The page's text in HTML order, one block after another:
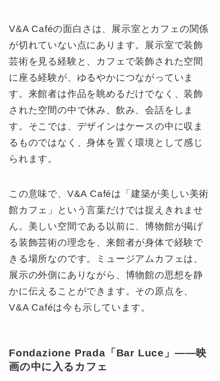
V&A Caféの面白さは、展示室とカフェの関係
が切れていない点にあります。展示室で装飾
芸術を見る経験と、カフェで装飾された空間
に座る経験が、ゆるやかにつながっていま
す。来館者は作品を眺めるだけでなく、装飾
された空間の中で休み、飲み、会話をしま
す。そこでは、デザインはケースの中に収ま
るものではなく、身体を置く環境として感じ
られます。
この意味で、V&A Caféは「建築が美しい美術
館カフェ」という言葉だけでは捉えきれませ
ん。美しい空間である以前に、博物館が掲げ
る装飾芸術の理念を、来館者が身体で経験で
きる場所なのです。ミュージアムカフェは、
展示の外側にありながら、博物館の思想を静
かに伝えることができます。その原点を、
V&A Caféは今も示しています。
Fondazione Prada「Bar Luce」――映
画の中に入るカフェ